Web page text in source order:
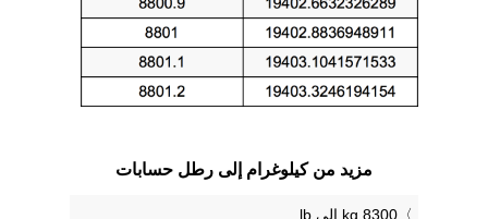
مزيد من كيلوغرام إلى رطل حسابات
8300 kg إلى lb